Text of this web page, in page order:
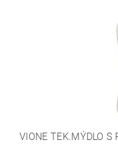
VIONE TEK.MÝDLO S